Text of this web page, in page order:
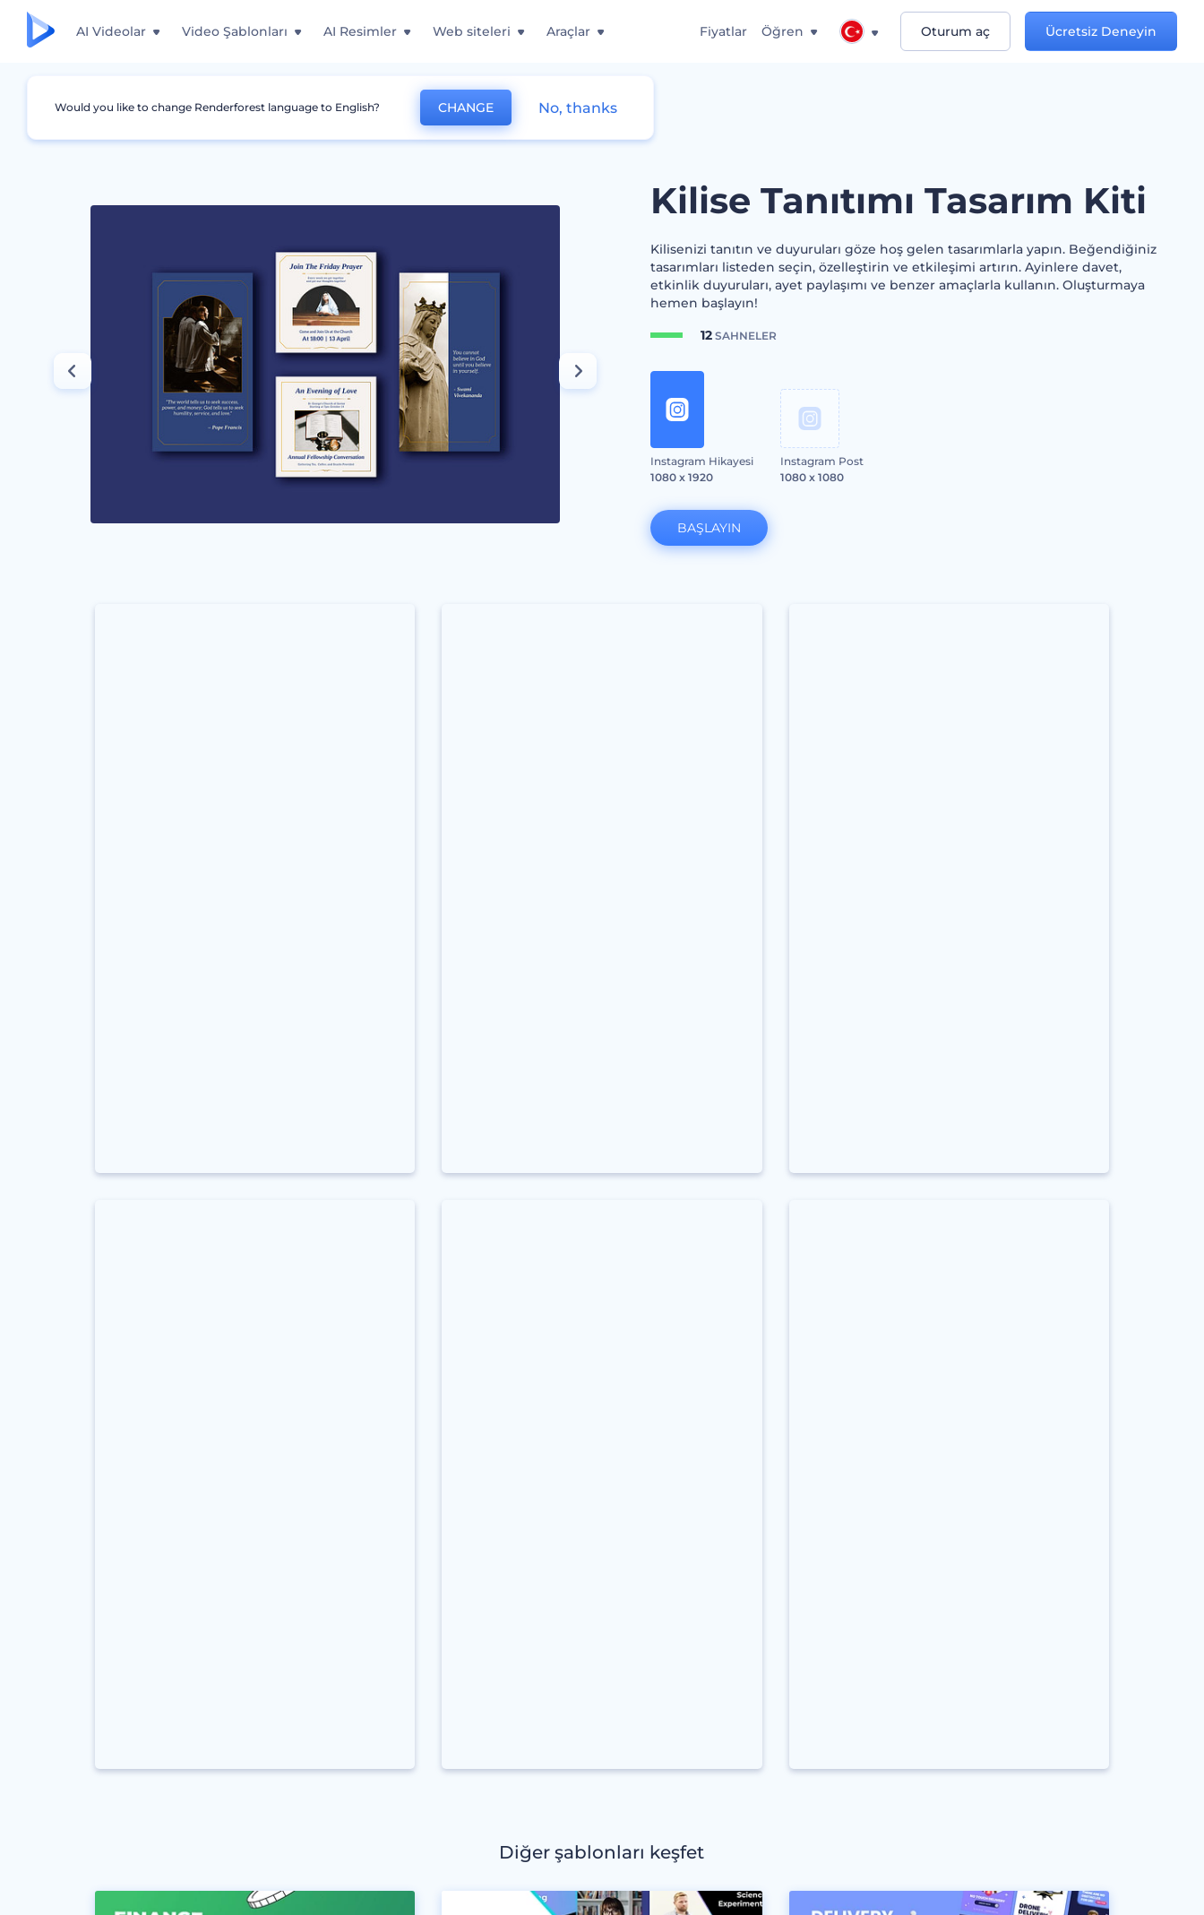
AI Videolar Video Şablonları AI Resimler Web siteleri Araçlar Fiyatlar Öğren Oturum aç Ücretsiz Deneyin
Grafikler Instagram Story'si Kilise Tanıtımı Tasarım Kiti
Kilise Tanıtımı Tasarım Kiti
Kilisenizi tanıtın ve duyuruları göze hoş gelen tasarımlarla yapın. Beğendiğiniz
tasarımları listeden seçin, özelleştirin ve etkileşimi artırın. Ayinlere davet,
etkinlik duyuruları, ayet paylaşımı ve benzer amaçlarla kullanın. Oluşturmaya
hemen başlayın!
12SAHNELER
Instagram Hikayesi
1080 x 1920
Instagram Post
1080 x 1080
BAŞLAYIN
Diğer şablonları keşfet
Would you like to change Renderforest language to English? CHANGE No, thanks